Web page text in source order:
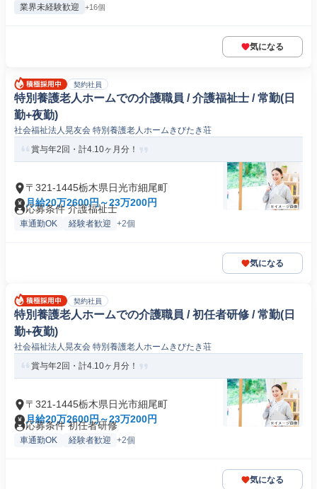
業界未経験歓迎 +16個
気になる
契約社員
特別養護老人ホームでの介護職員 / 介護福祉士 / 常勤(日
勤+夜勤)
社会福祉法人晃友会 特別養護老人ホームきびたき荘
賞与年2回・計4.10ヶ月分！
〒321-1445栃木県日光市細尾町
月給20万2600円～23万200円
応募条件 介護福祉士
車通勤OK 経験者歓迎 +2個
気になる
契約社員
特別養護老人ホームでの介護職員 / 初任者研修 / 常勤(日
勤+夜勤)
社会福祉法人晃友会 特別養護老人ホームきびたき荘
賞与年2回・計4.10ヶ月分！
〒321-1445栃木県日光市細尾町
月給20万2600円～23万200円
応募条件 初任者研修
車通勤OK 経験者歓迎 +2個
気になる